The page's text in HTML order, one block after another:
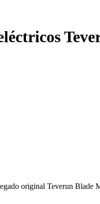
original Teverun Blade